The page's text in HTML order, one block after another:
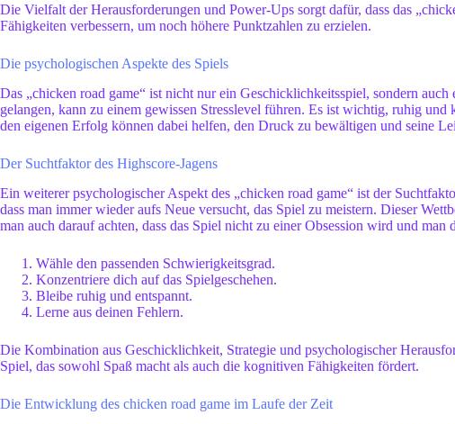
Die Vielfalt der Herausforderungen und Power-Ups sorgt dafür, dass das
Fähigkeiten verbessern, um noch höhere Punktzahlen zu erzielen.
Die psychologischen Aspekte des Spiels
Das „chicken road game“ ist nicht nur ein Geschicklichkeitsspiel, sondern
gelangen, kann zu einem gewissen Stresslevel führen. Es ist wichtig, ruhig
den eigenen Erfolg können dabei helfen, den Druck zu bewältigen und seine
Der Suchtfaktor des Highscore-Jagens
Ein weiterer psychologischer Aspekt des „chicken road game“ ist der
dass man immer wieder aufs Neue versucht, das Spiel zu meistern. Dieser
man auch darauf achten, dass das Spiel nicht zu einer Obsession wird und
Wähle den passenden Schwierigkeitsgrad.
Konzentriere dich auf das Spielgeschehen.
Bleibe ruhig und entspannt.
Lerne aus deinen Fehlern.
Die Kombination aus Geschicklichkeit, Strategie und psychologischer
Spiel, das sowohl Spaß macht als auch die kognitiven Fähigkeiten fördert.
Die Entwicklung des chicken road game im Laufe der Zeit